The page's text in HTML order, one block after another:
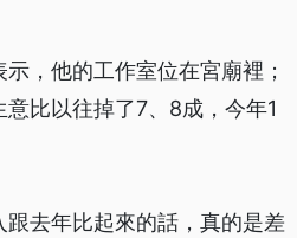
，他的工作室位在宮廟裡；
比以往掉了7、8成，今年1
去年比起來的話，真的是差